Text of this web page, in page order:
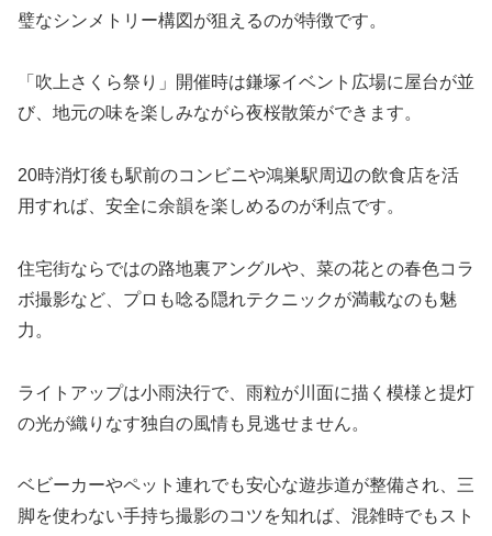
璧なシンメトリー構図が狙えるのが特徴です。
「吹上さくら祭り」開催時は鎌塚イベント広場に屋台が並
び、地元の味を楽しみながら夜桜散策ができます。
20時消灯後も駅前のコンビニや鴻巣駅周辺の飲食店を活
用すれば、安全に余韻を楽しめるのが利点です。
住宅街ならではの路地裏アングルや、菜の花との春色コラ
ボ撮影など、プロも唸る隠れテクニックが満載なのも魅
力。
ライトアップは小雨決行で、雨粒が川面に描く模様と提灯
の光が織りなす独自の風情も見逃せません。
ベビーカーやペット連れでも安心な遊歩道が整備され、三
脚を使わない手持ち撮影のコツを知れば、混雑時でもスト